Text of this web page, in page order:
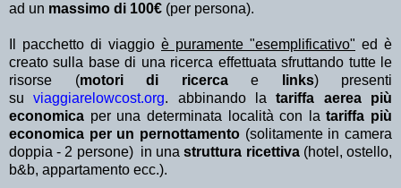
ad un massimo di 100€ (per persona).
Il pacchetto di viaggio è puramente "esemplificativo" ed è
creato sulla base di una ricerca effettuata sfruttando tutte le
risorse (motori di ricerca e links) presenti
suviaggiarelowcost.org. abbinando la tariffa aerea più
economica per una determinata località con latariffa più
economica per un pernottamento (solitamente in camera
doppia - 2 persone) in unastruttura ricettiva(hotel, ostello,
b&b, appartamento ecc.).